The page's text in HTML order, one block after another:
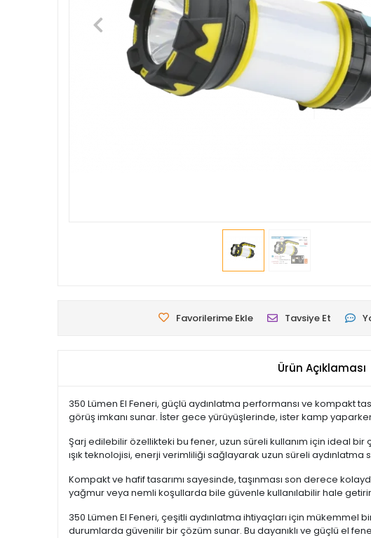
Favorilerime Ekle Tavsiye Et
Ürün Açıklaması
350 Lümen El Feneri, güçlü aydınlatma performansı ve kompakt
görüş imkanı sunar. İster gece yürüyüşlerinde, ister kamp
Şarj edilebilir özellikteki bu fener, uzun süreli kullanım için ideal bir
ışık teknolojisi, enerji verimliliği sağlayarak uzun süreli aydınlatma
Kompakt ve hafif tasarımı sayesinde, taşınması son derece
yağmur veya nemli koşullarda bile güvenle kullanılabilir hale
350 Lümen El Feneri, çeşitli aydınlatma ihtiyaçları için
durumlarda güvenilir bir çözüm sunar. Bu dayanıklı ve güçlü el